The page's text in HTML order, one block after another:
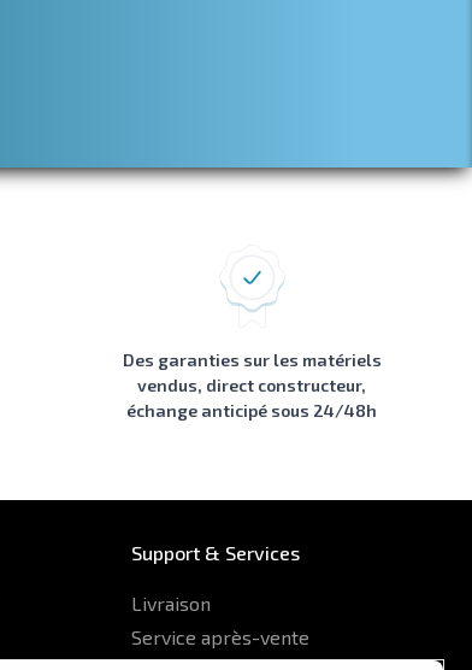
Des garanties sur les matériels
vendus, direct constructeur,
échange anticipé sous 24/48h
Support & Services
Livraison
Service après-vente